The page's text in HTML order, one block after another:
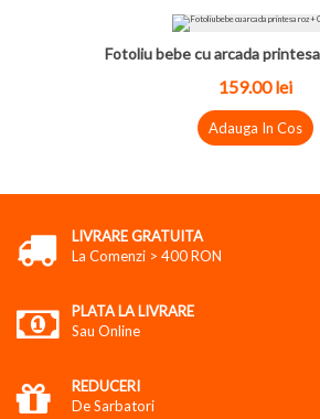
Fotoliu bebe cu arcada
159.00lei
Adauga In Cos
LIVRARE GRATUITA
La Comenzi > 400 RON
PLATA LA LIVRARE
Sau Online
REDUCERI
De Sarbatori